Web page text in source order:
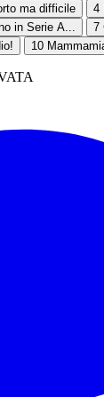
ma difficile 4
in Serie A... 7
10